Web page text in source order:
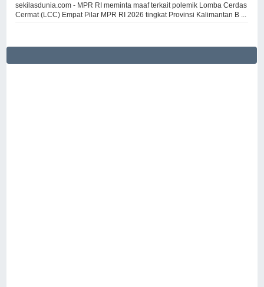
sekilasdunia.com - MPR RI meminta maaf terkait polemik Lomba Cerdas
Cermat (LCC) Empat Pilar MPR RI 2026 tingkat Provinsi Kalimantan B ...